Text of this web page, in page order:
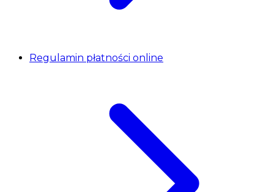
Regulamin płatności online